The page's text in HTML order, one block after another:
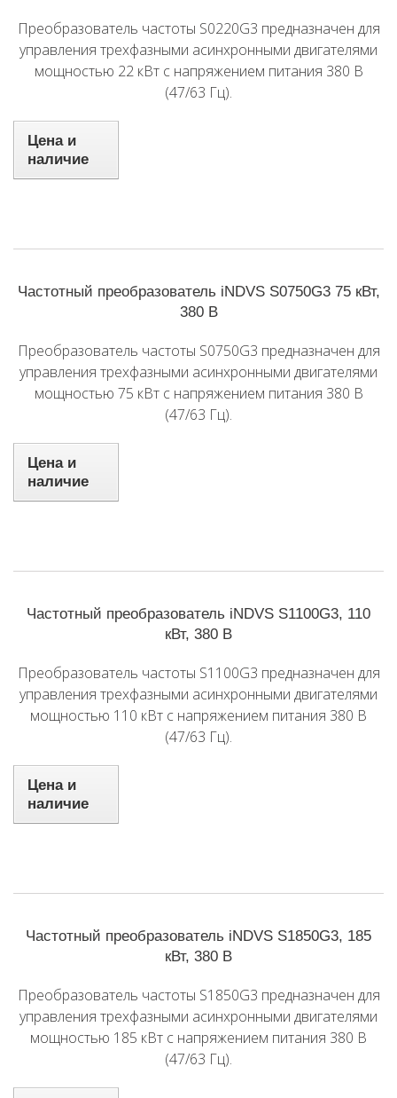
Преобразователь частоты S0220G3 предназначен для
управления трехфазными асинхронными двигателями
мощностью 22 кВт с напряжением питания 380 В
(47/63 Гц).
Цена и
наличие
Частотный преобразователь iNDVS S0750G3 75 кВт,
380 В
Преобразователь частоты S0750G3 предназначен для
управления трехфазными асинхронными двигателями
мощностью 75 кВт с напряжением питания 380 В
(47/63 Гц).
Цена и
наличие
Частотный преобразователь iNDVS S1100G3, 110
кВт, 380 В
Преобразователь частоты S1100G3 предназначен для
управления трехфазными асинхронными двигателями
мощностью 110 кВт с напряжением питания 380 В
(47/63 Гц).
Цена и
наличие
Частотный преобразователь iNDVS S1850G3, 185
кВт, 380 В
Преобразователь частоты S1850G3 предназначен для
управления трехфазными асинхронными двигателями
мощностью 185 кВт с напряжением питания 380 В
(47/63 Гц).